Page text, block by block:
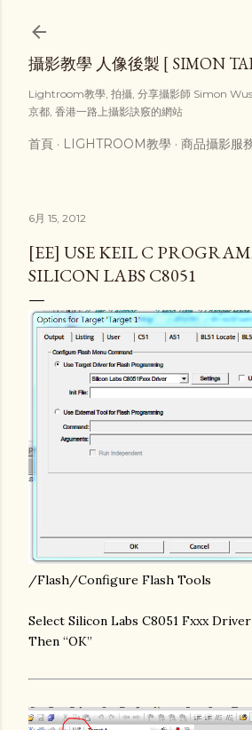
攝影教學 人像後製 [ SIMON
Lightroom教學, 拍攝, 分享攝影師 Simon
京都, 香港一路上攝影訣竅的網站
首頁 LIGHTROOM教學 商品攝影服
6月 15, 2012
[EE] USE KEIL C
SILICON LABS C8051
/Flash/Configure Flash Tools
Select Silicon Labs C8051 Fxxx
Then “OK”